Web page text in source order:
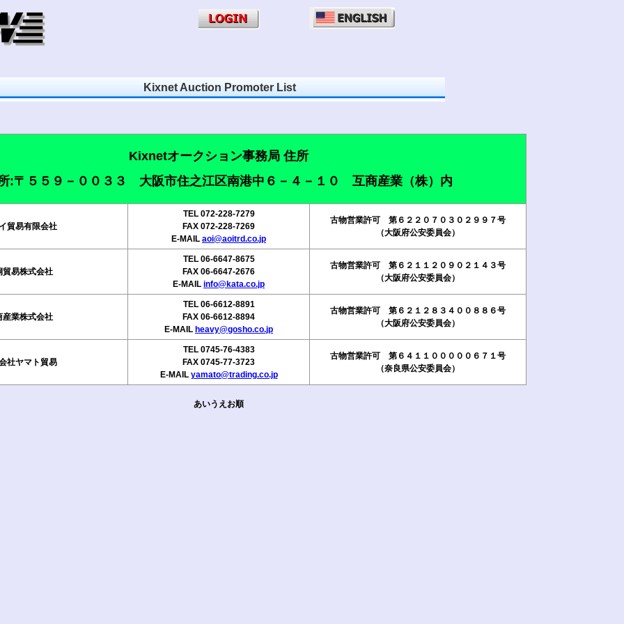
Kixnet Auction Promoter List
Kixnetオークション事務局 住所
:〒５５９－００３３ 大阪市住之江区南港中６－４－１０ 互商産業（株）内
貿易有限会社
TEL 072-228-7279
FAX 072-228-7269
E-MAIL aoi@aoitrd.co.jp
古物営業許可 第６２２０７０３０２９９７号
（大阪府公安委員会）
貿易株式会社
TEL 06-6647-8675
FAX 06-6647-2676
E-MAIL info@kata.co.jp
古物営業許可 第６２１１２０９０２１４３号
（大阪府公安委員会）
産業株式会社
TEL 06-6612-8891
FAX 06-6612-8894
E-MAIL heavy@gosho.co.jp
古物営業許可 第６２１２８３４００８８６号
（大阪府公安委員会）
社ヤマト貿易
TEL 0745-76-4383
FAX 0745-77-3723
E-MAIL yamato@trading.co.jp
古物営業許可 第６４１１０００００６７１号
（奈良県公安委員会）
あいうえお順